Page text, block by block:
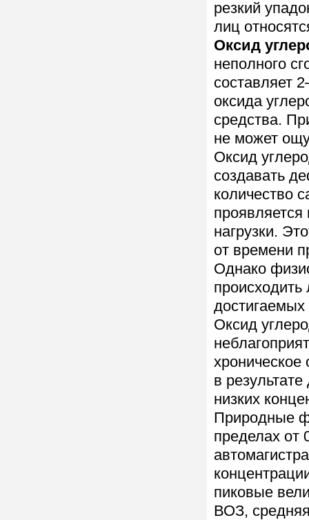
резкий
лиц
Оксид
неполного
составляет
оксида
средства.
не может
Оксид
создавать
количество
нагрузки.
от времени
Однако
Оксид
хроническое
в
низких
Природные
пределах от
пиковые
ВОЗ,